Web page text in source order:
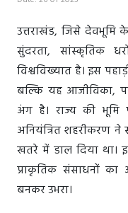
उत्तराखंड, जिसे देवभूमि
सुंदरता, सांस्कृतिक
विश्वविख्यात है। इस
बल्कि यह आजीविका,
अंग है। राज्य की भूमि
अनियंत्रित शहरीकरण ने
खतरे में डाल दिया था।
प्राकृतिक संसाधनों का
बनकर उभरा।